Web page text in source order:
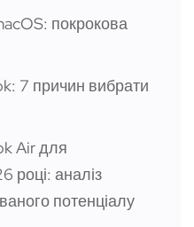
покрокова
7 причин вибрати
Air для
році: аналіз
потенціалу